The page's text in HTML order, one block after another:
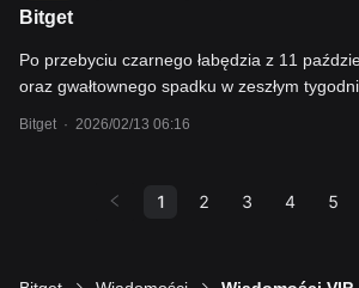
Bitget
Po przebyciu czarnego łabędzia z 11
oraz gwałtownego spadku w zeszłym
lipca na czerwiec. Z makroekonomicznego
Bitget · 2026/02/13 06:16
1 2 3 4 5